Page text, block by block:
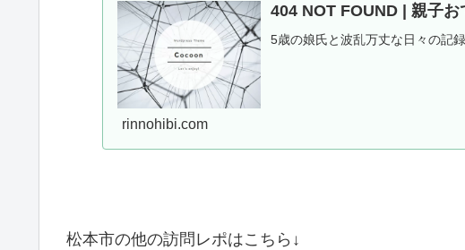
404 NOT FOUND | 親子お
5歳の娘氏と波乱万丈な日々の記録
rinnohibi.com
松本市の他の訪問レポはこちら↓